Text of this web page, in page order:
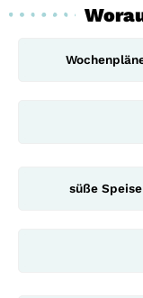
süße Speise